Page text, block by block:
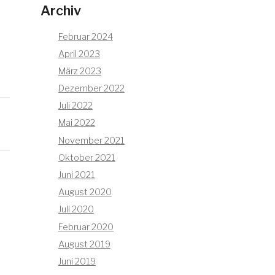
Archiv
Februar 2024
April 2023
März 2023
Dezember 2022
Juli 2022
Mai 2022
November 2021
Oktober 2021
Juni 2021
August 2020
Juli 2020
Februar 2020
August 2019
Juni 2019